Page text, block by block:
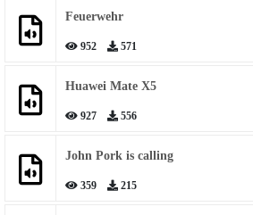
Feuerwehr
952 571
Huawei Mate X5
927 556
John Pork is calling
359 215